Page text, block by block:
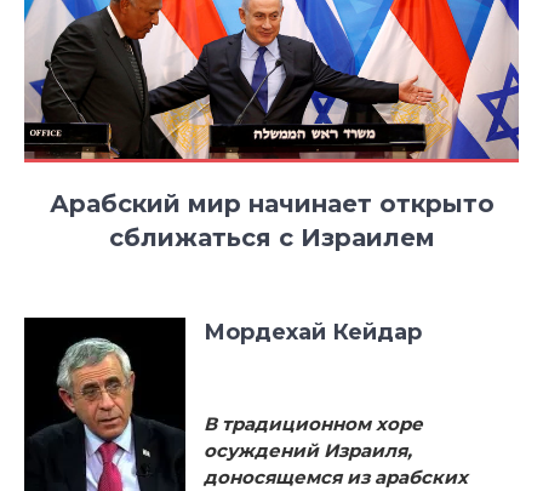
Арабский мир начинает открыто
сближаться с Израилем
Мордехай Кейдар
В традиционном хоре
осуждений Израиля,
доносящемся из арабских